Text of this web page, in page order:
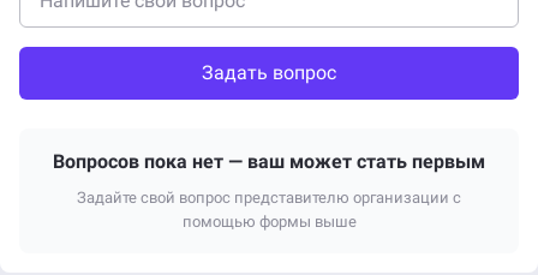
Задать вопрос
Вопросов пока нет — ваш может стать первым
Задайте свой вопрос представителю организации с
помощью формы выше